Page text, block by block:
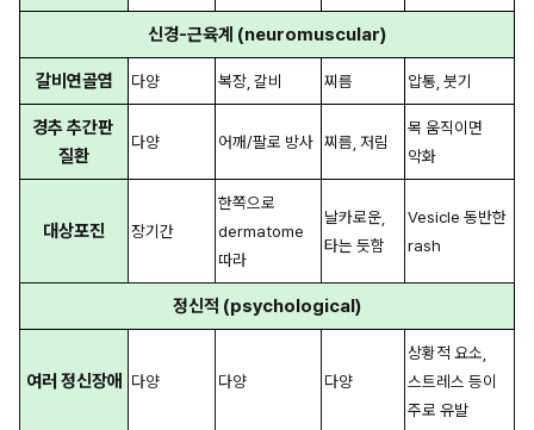
신경-근육계 (neuromuscular)
갈비연골염 다양 복장, 갈비 찌름 압통, 붓기
경추 추간판
질환
다양 어깨/팔로 방사 찌름, 저림
목 움직이면
악화
대상포진 장기간
한쪽으로
dermatome
따라
날카로운,
타는 듯함
Vesicle 동반한
rash
정신적 (psychological)
여러 정신장애 다양 다양 다양
상황적 요소,
스트레스 등이
주로 유발